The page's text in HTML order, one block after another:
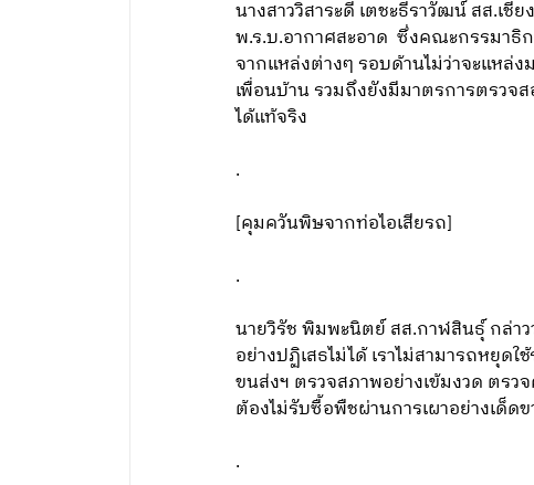
นางสาววิสาระดี เตชะธีราวัฒน์ สส.เชี
พ.ร.บ.อากาศสะอาด ซึ่งคณะกรรมาธิ
จากแหล่งต่างๆ รอบด้านไม่ว่าจะแห
เพื่อนบ้าน รวมถึงยังมีมาตรการตรว
ได้แท้จริง
.
[คุมควันพิษจากท่อไอเสียรถ]
.
นายวิรัช พิมพะนิตย์ สส.กาฬสินธุ์ กล่าว
อย่างปฏิเสธไม่ได้ เราไม่สามารถหยุด
ขนส่งฯ ตรวจสภาพอย่างเข้มงวด ตรว
ต้องไม่รับซื้อพืชผ่านการเผาอย่างเด็
.